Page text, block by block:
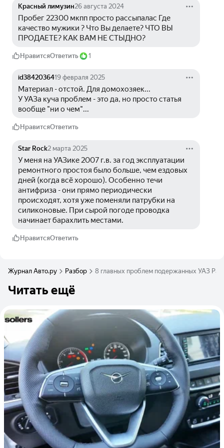
Красный лимузин26 августа 2024
Пробег 22300 мкпп просто рассыпалас Где
качество мужики ? Что Вы делаете? ЧТО ВЫ
ПРОДАЕТЕ? КАК ВАМ НЕ СТЫДНО?
НравитсяОтветить 1
id3842036419 февраля 2025
Материал - отстой. Для домохозяек...
У УАЗа куча проблем - это да, но просто статья
вообще "ни о чем"...
НравитсяОтветить
Star Rock2 марта 2025
У меня на УАЗике 2007 г.в. за год эксплуатации
ремонтного простоя было больше, чем ездовых
дней (когда всё хорошо). Особенно течи
антифриза - они прямо периодически
происходят, хотя уже поменяли патрубки на
силиконовые. При сырой погоде проводка
начинает барахлить местами.
НравитсяОтветить
Журнал Авто.ру Разбор 8 главных проблем подержанных УАЗ
Читать ещё